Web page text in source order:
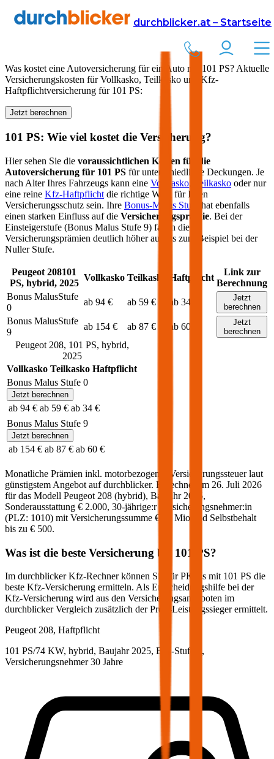
durchblicker.at – Startseite
Versicherung Autoversicherung
PS in Österreich
Was kostet eine Autoversicherung für ein Auto mit 101 PS? Aktuelle
Versicherungskosten für Vollkasko, Teilkasko und Kfz-
Haftpflichtversicherung für 101 PS:
Jetzt berechnen
101 PS: Wie viel kostet die Versicherung?
Hier sehen Sie die voraussichtlichen Kosten für die
Autoversicherung für 101 PS für unterschiedliche Deckungen. Je
nach Alter Ihres Fahrzeugs kann eine Vollkasko, Teilkasko oder nur
eine reine Kfz-Haftpflicht die richtige Wahl für Ihren
Versicherungsschutz sein. Ihre Bonus-Malus Stufe
hat ebenfalls
einen starken Einfluss auf die Versicherungsprämie. Bei der
Einsteigerstufe (Bonus Malus Stufe 9) fallen die
Versicherungsprämien deutlich höher aus als zum Beispiel bei der
Nuller Stufe.
Peugeot 208101
PS, hybrid, 2025
Vollkasko Teilkasko Haftpflicht
Link zur
Berechnung
Bonus MalusStufe
0
ab 94 € ab 59 € ab 34 €
Jetzt
berechnen
Bonus MalusStufe
9
ab 154 € ab 87 € ab 60 €
Jetzt
berechnen
Peugeot 208, 101 PS, hybrid,
2025
Vollkasko Teilkasko Haftpflicht
Bonus Malus Stufe 0
Jetzt berechnen
ab 94 € ab 59 € ab 34 €
Bonus Malus Stufe 9
Jetzt berechnen
ab 154 € ab 87 € ab 60 €
Monatliche Prämien inkl. motorbezogener Versicherungssteuer laut
günstigstem Angebot auf durchblicker. Berechnet am 26. Juli 2026
für das Modell Peugeot 208 (hybrid), Baujahr 2025,
Sonderausstattung € 2.000, 30-jährige:rVersicherungsnehmer:in
(PLZ: 1010) mit Versicherungssumme € 20 Mio und Selbstbehalt
bis zu € 500.
Was ist die beste Versicherung bei 101 PS?
Im durchblicker Kfz-Rechner können Sie für PKWs mit 101 PS die
beste Kfz-Versicherung ermitteln. Als Entscheidungshilfe bei der
Kfz-Versicherung wird aus den Versicherungsangeboten im
durchblicker Vergleich zusätzlich der Preis-Leistungssieger ermittelt.
Peugeot 208, Haftpflicht
101 PS/74 KW, hybrid, Baujahr 2025, BM-Stufe
,
Versicherungsnehmer 30 Jahre